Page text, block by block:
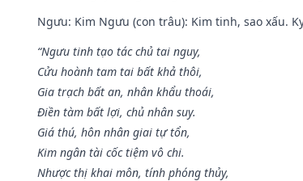
Ngưu: Kim Ngưu (con trâu): Kim tinh, sao xấu.
“Ngưu tinh tạo tác chủ tai nguy,
Cửu hoành tam tai bất khả thôi,
Gia trạch bất an, nhân khẩu thoái,
Điền tàm bất lợi, chủ nhân suy.
Giá thú, hôn nhân giai tự tổn,
Kim ngân tài cốc tiệm vô chi.
Nhược thị khai môn, tính phóng thủy,